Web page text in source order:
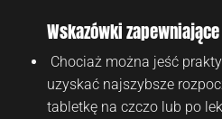
Wskazówki
Chociaż można jeść
uzyskać najszybsze
tabletkę na czczo lub po